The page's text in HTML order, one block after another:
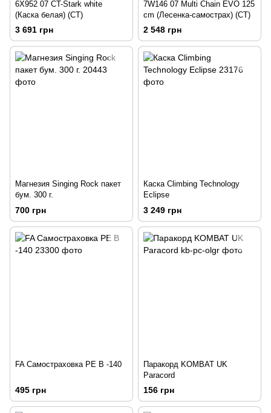
6X952 07 CT-Stark white
(Каска белая) (CT)
3 691 грн
7W146 07 Multi Chain EVO 125
cm (Лесенка-самострах) (CT)
2 548 грн
Магнезия Singing Rock пакет
бум. 300 г.
700 грн
Каска Climbing Technology
Eclipse
3 249 грн
FA Самостраховка PE B -140
495 грн
Паракорд KOMBAT UK
Paracord
156 грн